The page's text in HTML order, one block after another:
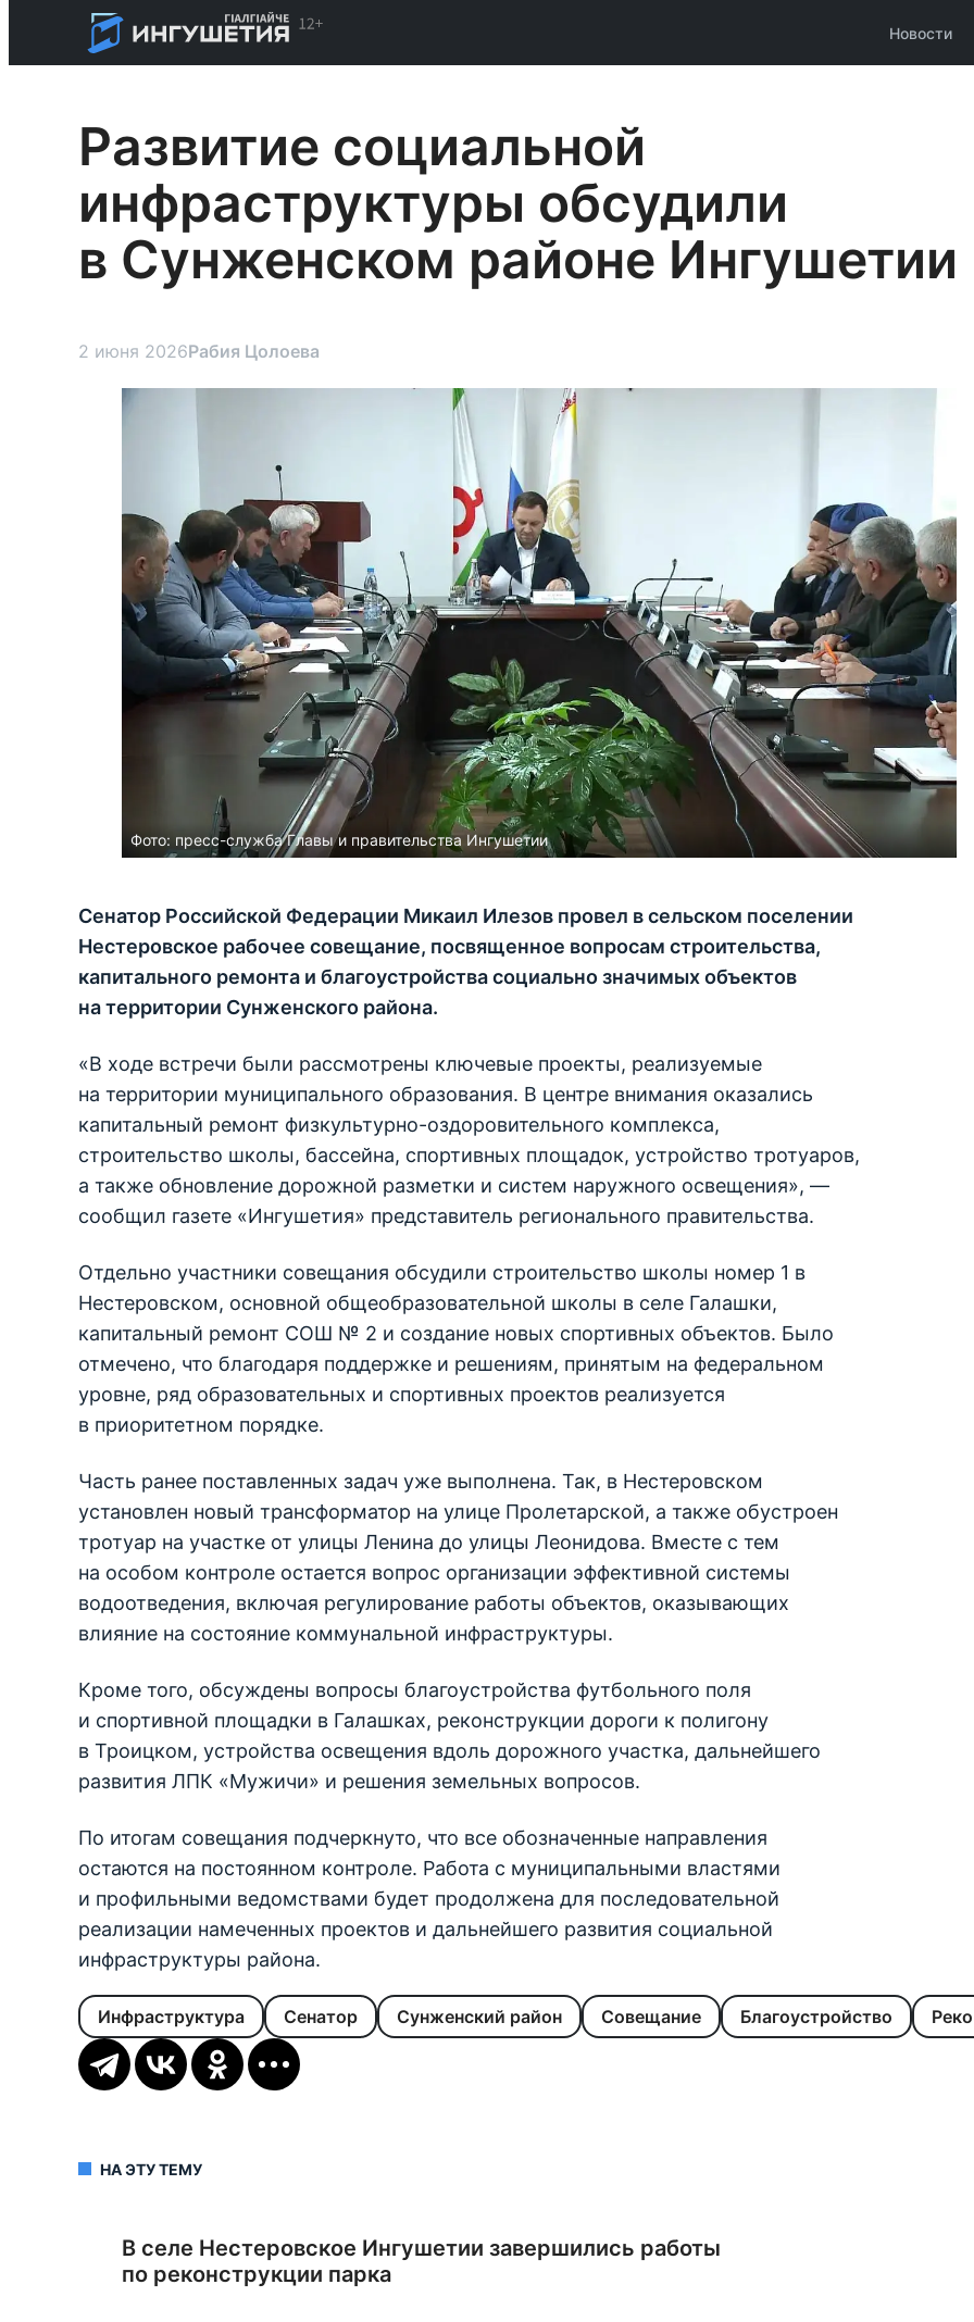
Новости
Развитие социальной
инфраструктуры обсудили
в Сунженском районе Ингушетии
2 июня 2026Рабия Цолоева
Фото: пресс-служба Главы и правительства Ингушетии
Сенатор Российской Федерации Микаил Илезов провел в сельском поселении
Нестеровское рабочее совещание, посвященное вопросам строительства,
капитального ремонта и благоустройства социально значимых объектов
на территории Сунженского района.
«В ходе встречи были рассмотрены ключевые проекты, реализуемые
на территории муниципального образования. В центре внимания оказались
капитальный ремонт физкультурно-оздоровительного комплекса,
строительство школы, бассейна, спортивных площадок, устройство тротуаров,
а также обновление дорожной разметки и систем наружного освещения», —
сообщил газете «Ингушетия» представитель регионального правительства.
Отдельно участники совещания обсудили строительство школы номер 1 в
Нестеровском, основной общеобразовательной школы в селе Галашки,
капитальный ремонт СОШ № 2 и создание новых спортивных объектов. Было
отмечено, что благодаря поддержке и решениям, принятым на федеральном
уровне, ряд образовательных и спортивных проектов реализуется
в приоритетном порядке.
Часть ранее поставленных задач уже выполнена. Так, в Нестеровском
установлен новый трансформатор на улице Пролетарской, а также обустроен
тротуар на участке от улицы Ленина до улицы Леонидова. Вместе с тем
на особом контроле остается вопрос организации эффективной системы
водоотведения, включая регулирование работы объектов, оказывающих
влияние на состояние коммунальной инфраструктуры.
Кроме того, обсуждены вопросы благоустройства футбольного поля
и спортивной площадки в Галашках, реконструкции дороги к полигону
в Троицком, устройства освещения вдоль дорожного участка, дальнейшего
развития ЛПК «Мужичи» и решения земельных вопросов.
По итогам совещания подчеркнуто, что все обозначенные направления
остаются на постоянном контроле. Работа с муниципальными властями
и профильными ведомствами будет продолжена для последовательной
реализации намеченных проектов и дальнейшего развития социальной
инфраструктуры района.
Инфраструктура Сенатор Сунженский район Совещание Благоустройство
НА ЭТУ ТЕМУ
В селе Нестеровское Ингушетии завершились работы
по реконструкции парка